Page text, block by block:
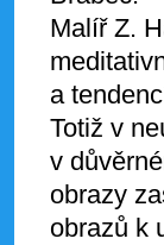
Malíř Z.
a
Totiž v
v
obrazy
obrazů k